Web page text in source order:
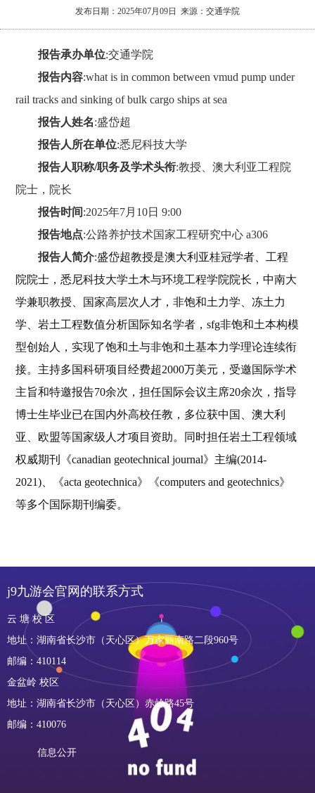
发布日期：2025年07月09日 来源：交通学院
报告承办单位:交通学院
报告内容:what is in common between vmud pump under
rail tracks and sinking of bulk cargo ships at sea
报告人姓名:盛岱超
报告人所在单位:悉尼科技大学
报告人职称/职务及学术头衔:教授、澳大利亚工程院
院士，院长
报告时间:2025年7月10日 9:00
报告地点:公路养护技术国家工程研究中心 a306
报告人简介:盛岱超教授是澳大利亚桂冠学者
工程
院院士 ，悉尼科技大学土木与环境工程学院院长，中南大
学兼职教授、 国家高层次人才，非饱和土力学、冻土力
学、岩土工程数值分析国际知名学者 ，sfg非饱和土本构模
型创始人，实现了饱和土与非饱和土基本力学理论连续衔
接。 主持多国科研项目经费超2000万美元 ， 受邀国际学术
主旨和特邀报告70余次，担任国际会议主席20余次 ，指导
博士生毕业已在国内外高校任教，多位获中国
、澳大利
亚、欧盟等国家级人才项目资助。 同时担任岩土工程领域
权威期刊《canadian geotechnical journal》主编(2014-
2021)、《acta geotechnica》《computers and geotechnics》
等多个国际期刊编委。
j9九游会官网的联系方式
云 塘 校 区
地址：湖南省长沙市（天心区）万家丽南路二段960号
邮编：410114
金盆岭 校区
地址：湖南省长沙市（天心区）赤岭路45号
邮编：410076
信息公开